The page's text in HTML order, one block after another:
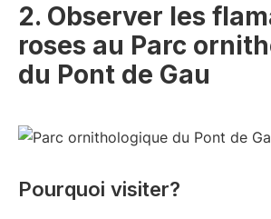
2. Observer les
roses au Parc
du Pont de Gau
Pourquoi visiter?